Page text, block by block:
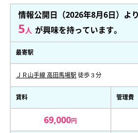
情報公開日（2026年8月6日）より
5人 が興味を持っています。
最寄駅
ＪＲ山手線 高田馬場駅 徒歩３分
賃料
69,000円
管理費